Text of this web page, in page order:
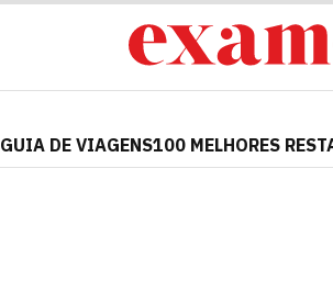
GUIA DE VIAGENS100 MELHORES